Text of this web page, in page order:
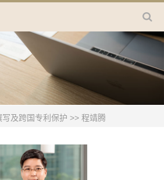
写及跨国专利保护 >> 程靖腾